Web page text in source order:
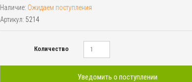
Наличие: Ожидаем поступления
Артикул: 5214
Количество
Уведомить о поступлении